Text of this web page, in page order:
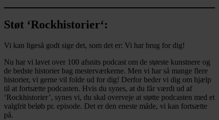
Støt ‘Rockhistorier‘:
Vi kan ligeså godt sige det, som det er: Vi har brug for dig!
Nu har vi lavet over 100 afsnits podcast om de største kunstnere og
de bedste historier bag mesterværkerne. Men vi har så mange flere
historier, vi gerne vil folde ud for dig! Derfor beder vi dig om hjælp
til at fortsætte podcasten. Hvis du synes, at du får værdi ud af
‘Rockhistorier’, synes vi, du skal overveje at støtte podcasten med et
valgfrit beløb pr. episode. Det er den eneste måde, vi kan fortsætte
på.